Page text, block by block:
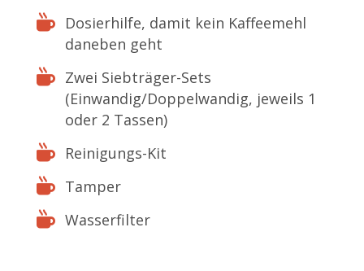
Dosierhilfe, damit kein Kaffeemehl
daneben geht
Zwei Siebträger-Sets
(Einwandig/Doppelwandig, jeweils 1
oder 2 Tassen)
Reinigungs-Kit
Tamper
Wasserfilter